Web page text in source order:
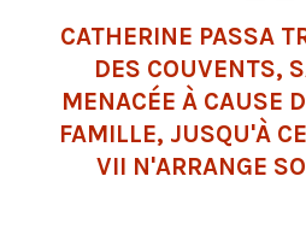
CATHERINE PASSA
DES COUVENTS,
MENACÉE À CAUSE
FAMILLE, JUSQU'À
VII N'ARRANGE